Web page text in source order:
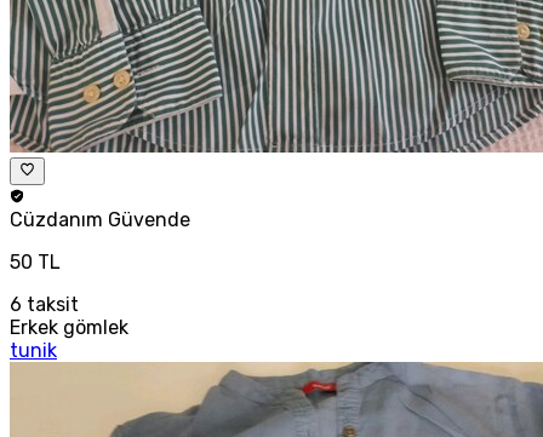
Cüzdanım Güvende
50 TL
6 taksit
Erkek gömlek
tunik